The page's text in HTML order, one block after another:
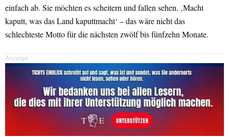
einfach ab. Sie möchten es scheitern und fallen sehen. ‚Macht
kaputt, was das Land kaputtmacht‘ – das wäre nicht das
schlechteste Motto für die nächsten zwölf bis fünfzehn Monate.
Anzeige